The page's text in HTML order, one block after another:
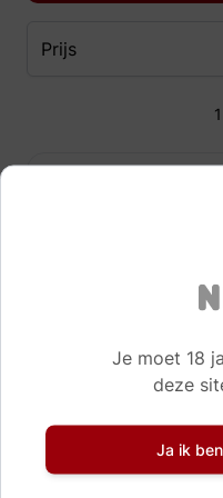
1
5
Je moet 18
deze
Ja ik